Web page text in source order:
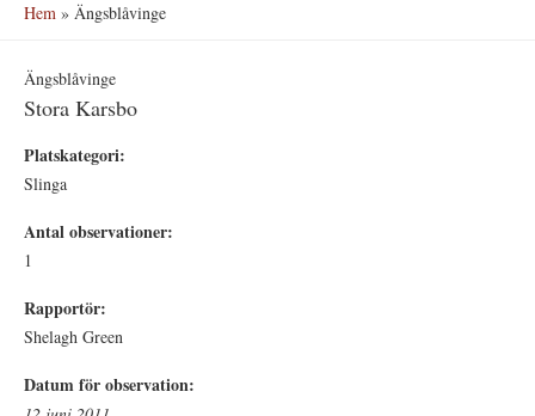
Hem » Ängsblåvinge
Ängsblåvinge
Stora Karsbo
Platskategori:
Slinga
Antal observationer:
1
Rapportör:
Shelagh Green
Datum för observation: